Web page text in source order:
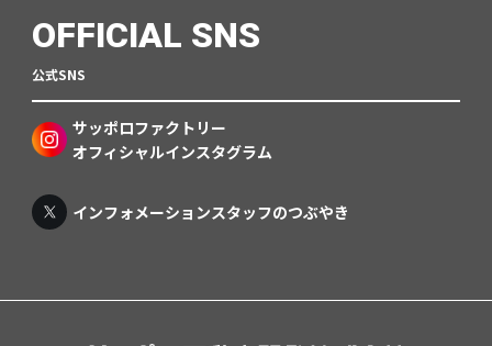
OFFICIAL SNS
公式SNS
サッポロファクトリー
オフィシャルインスタグラム
インフォメーションスタッフのつぶやき